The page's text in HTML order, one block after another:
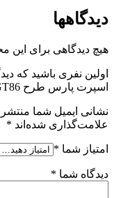
دیدگاهها
هیچ دیدگاهی برای
اولین نفری باشید که
اسپرت پارس طرح GT86”
نشانی ایمیل شما
علامت‌گذاری شده‌اند *
امتیاز شما *
دیدگاه شما *